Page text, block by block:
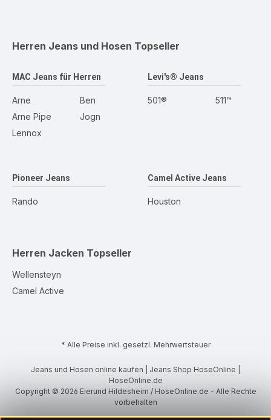
Herren Jeans und Hosen Topseller
MAC Jeans für Herren
Arne
Arne Pipe
Lennox
Ben
Jogn
Levi's® Jeans
501® 511™
Pioneer Jeans
Rando
Camel Active Jeans
Houston
Herren Jacken Topseller
Wellensteyn
Camel Active
* Alle Preise inkl. gesetzl. Mehrwertsteuer
Jeans und Hosen online kaufen | Jeans Shop HoseOnline |
HoseOnline.de
Copyright © 2026 Eierund Hildesheim / HoseOnline.de - Alle Rechte
vorbehalten